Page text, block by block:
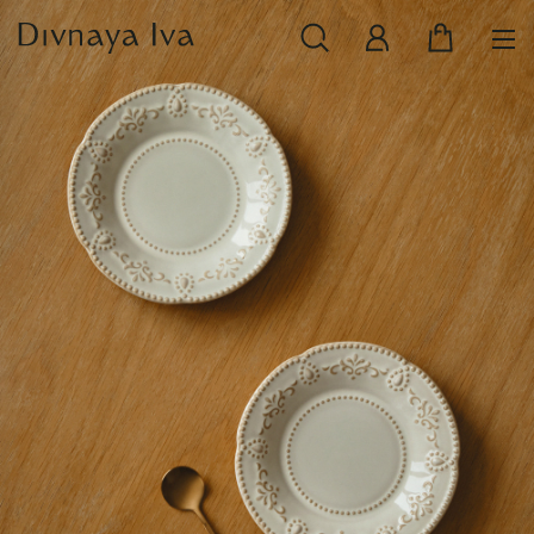
НОВИНКИ
СМОТРЕТЬ ВСЕ
РАСПРОДАЖА
ПОСУДА И СЕРВИРОВКА
ТЕКСТИЛЬ ДЛЯ ДОМА
ДЕКОР ДЛЯ ДОМА
МЕБЕЛЬ
КОЛЛЕКЦИИ ПОСТЕЛЬНОГО БЕЛЬЯ
КОЛЛЕКЦИЯ ИЗ МАССИВА ДУБА